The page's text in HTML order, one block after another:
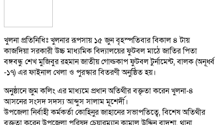
খুলনা প্রতিনিধিঃ খুলনার রূপসায় ১৫ জুন বৃহস্পতিবার বিকাল ৪ টায়
কাজদিয়া সরকারী উচ্চ মাধ্যমিক বিদ্যালয়ের ফুটবল মাঠে জাতির পিতা
বঙ্গবন্ধু শেখ মুজিবুর রহমান জাতীয় গোল্ডকাপ ফুটবল টুর্নামেন্ট, বালক (অনূর্ধ্ব
-১৭) এর ফাইনাল খেলা ও পুরস্কার বিতরণী অনুষ্ঠিত হয়।
অনুষ্ঠানে জুম কলিং এর মাধ্যমে প্রধান অতিথীর বক্তৃতা করেন খুলনা-৪
আসনের সংসদ সদস্য আব্দুস সালাম মূশের্দী।
উপজেলা নির্বাহী কর্মকর্তা কোহিনুর জাহানের সভাপতিত্বে, বিশেষ অতিথীর